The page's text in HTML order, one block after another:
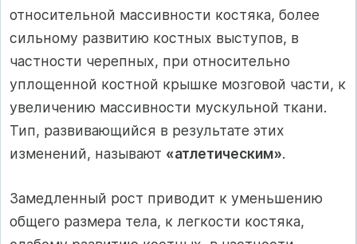
относительной массивности костяка, более
сильному развитию костных выступов, в
частности черепных, при относительно
уплощенной костной крышке мозговой части, к
увеличению массивности мускульной ткани.
Тип, развивающийся в результате этих
изменений, называют «атлетическим».
Замедленный рост приводит к уменьшению
общего размера тела, к легкости костяка,